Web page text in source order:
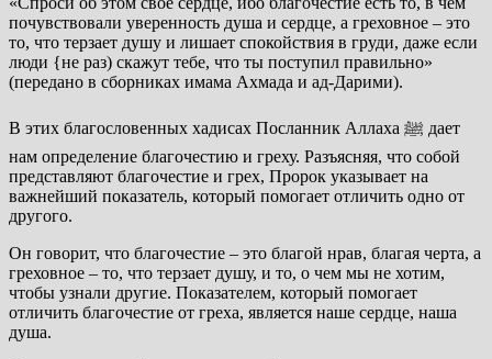
почувствовали уверенность душа и сердце, а греховное – это
то, что терзает душу и лишает спокойствия в груди, даже если
люди {не раз) скажут тебе, что ты поступил правильно»
(передано в сборниках имама Ахмада и ад-Дарими).
В этих благословенных хадисах Посланник Аллаха ﷺ дает
нам определение благочестию и греху. Разъясняя, что собой
представляют благочестие и грех, Пророк указывает на
важнейший показатель, который помогает отличить одно от
другого.
Он говорит, что благочестие – это благой нрав, благая черта, а
греховное – то, что терзает душу, и то, о чем мы не хотим,
чтобы узнали другие. Показателем, который помогает
отличить благочестие от греха, является наше сердце, наша
душа.